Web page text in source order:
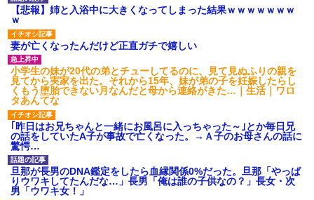
【愕然】白のクラウン俺氏、
高速道路左車線を制限速度で走
った結果wwwwwwwwwwww
百年の恋12-899 食べた量を
張り合ってくる
【悲報】佐藤輝明・・・２軍
でも盛大にやらかす←あまり悲
しませないでくれ
【悲報】姉と入浴中に大きくなってしまった結果ｗｗｗｗｗｗｗ
ｗ
妻が亡くなったんだけど正直ガチで嬉しい
小学生の妹が20代の弟とチューしてるのに、見て見ぬふりの親を
見てから実家を出た。それから15年、妹が弟の子を妊娠したらし
くもう堕胎できない月なんだと母から連絡がきた…｜生活｜ワロ
タあんてな
｢昨日はお兄ちゃんと一緒にお風呂に入っちゃった～｣とか毎日兄
の話をしていたA子が事故で亡くなった。→Ａ子のお母さんの話に
驚愕…
旦那が長男のDNA鑑定をしたら血縁関係0%だった。旦那「やっぱ
りウワキしてたんだな…」長男「俺は誰の子供なの？」長女・次
男「ウワキ女！」